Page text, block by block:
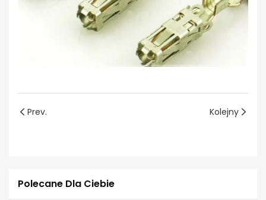
Prev. Kolejny
Polecane Dla Ciebie